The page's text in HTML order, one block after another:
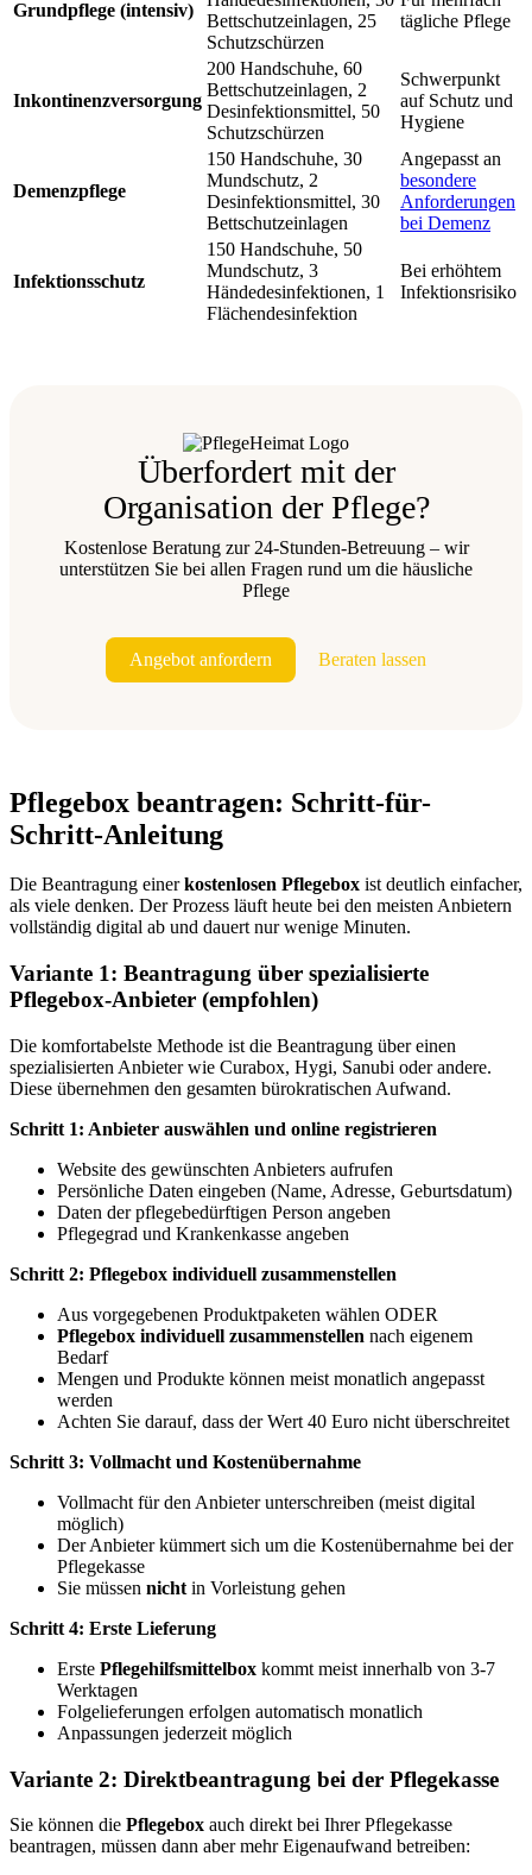
Grundpflege (intensiv)
Bettschutzeinlagen, 25
Schutzschürzen
tägliche Pflege
Inkontinenzversorgung
200 Handschuhe, 60
Bettschutzeinlagen, 2
Desinfektionsmittel, 50
Schutzschürzen
Schwerpunkt
auf Schutz und
Hygiene
Demenzpflege
150 Handschuhe, 30
Mundschutz, 2
Desinfektionsmittel, 30
Bettschutzeinlagen
Angepasst an
besondere
Anforderungen
bei Demenz
Infektionsschutz
150 Handschuhe, 50
Mundschutz, 3
Händedesinfektionen, 1
Flächendesinfektion
Bei erhöhtem
Infektionsrisiko
Überfordert mit der
Organisation der Pflege?
Kostenlose Beratung zur 24-Stunden-Betreuung – wir
unterstützen Sie bei allen Fragen rund um die häusliche
Pflege
Angebot anfordern Beraten lassen
Pflegebox beantragen: Schritt-für-
Schritt-Anleitung
Die Beantragung einerkostenlosen Pflegebox ist deutlich einfacher,
als viele denken. Der Prozess läuft heute bei den meisten Anbietern
vollständig digital ab und dauert nur wenige Minuten.
Variante 1: Beantragung über spezialisierte
Pflegebox-Anbieter (empfohlen)
Die komfortabelste Methode ist die Beantragung über einen
spezialisierten Anbieter wie Curabox, Hygi, Sanubi oder andere.
Diese übernehmen den gesamten bürokratischen Aufwand.
Schritt 1: Anbieter auswählen und online registrieren
Website des gewünschten Anbieters aufrufen
Persönliche Daten eingeben (Name, Adresse, Geburtsdatum)
Daten der pflegebedürftigen Person angeben
Pflegegrad und Krankenkasse angeben
Schritt 2: Pflegebox individuell zusammenstellen
Aus vorgegebenen Produktpaketen wählen ODER
Pflegebox individuell zusammenstellen nach eigenem
Bedarf
Mengen und Produkte können meist monatlich angepasst
werden
Achten Sie darauf, dass der Wert 40 Euro nicht überschreitet
Schritt 3: Vollmacht und Kostenübernahme
Vollmacht für den Anbieter unterschreiben (meist digital
möglich)
Der Anbieter kümmert sich um die Kostenübernahme bei der
Pflegekasse
Sie müssen nicht in Vorleistung gehen
Schritt 4: Erste Lieferung
Erste Pflegehilfsmittelbox kommt meist innerhalb von 3-7
Werktagen
Folgelieferungen erfolgen automatisch monatlich
Anpassungen jederzeit möglich
Variante 2: Direktbeantragung bei der Pflegekasse
Sie können die Pflegebox auch direkt bei Ihrer Pflegekasse
beantragen, müssen dann aber mehr Eigenaufwand betreiben: